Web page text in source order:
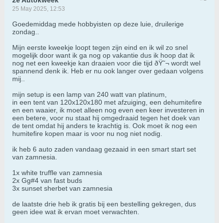
25 May 2025, 12:53
Goedemiddag mede hobbyisten op deze luie, druilerige
zondag..
Mijn eerste kweekje loopt tegen zijn eind en ik wil zo snel
mogelijk door want ik ga nog op vakantie dus ik hoop dat ik
nog net een kweekje kan draaien voor die tijd ðŸ˜¬ wordt wel
spannend denk ik. Heb er nu ook langer over gedaan volgens
mij..
mijn setup is een lamp van 240 watt van platinum,
in een tent van 120x120x180 met afzuiging, een dehumitefire
en een waaier, ik moet alleen nog even een keer investeren in
een betere, voor nu staat hij omgedraaid tegen het doek van
de tent omdat hij anders te krachtig is. Ook moet ik nog een
humitefire kopen maar is voor nu nog niet nodig.
ik heb 6 auto zaden vandaag gezaaid in een smart start set
van zamnesia.
1x white truffle van zamnesia
2x Gg#4 van fast buds
3x sunset sherbet van zamnesia
de laatste drie heb ik gratis bij een bestelling gekregen, dus
geen idee wat ik ervan moet verwachten.